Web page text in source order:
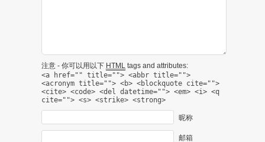
注意 - 你可以用以下 HTML tags and attributes:
<a href="" title=""> <abbr title="">
<acronym title=""> <b> <blockquote cite="">
<cite> <code> <del datetime=""> <em> <i> <q
cite=""> <s> <strike> <strong>
昵称
邮箱